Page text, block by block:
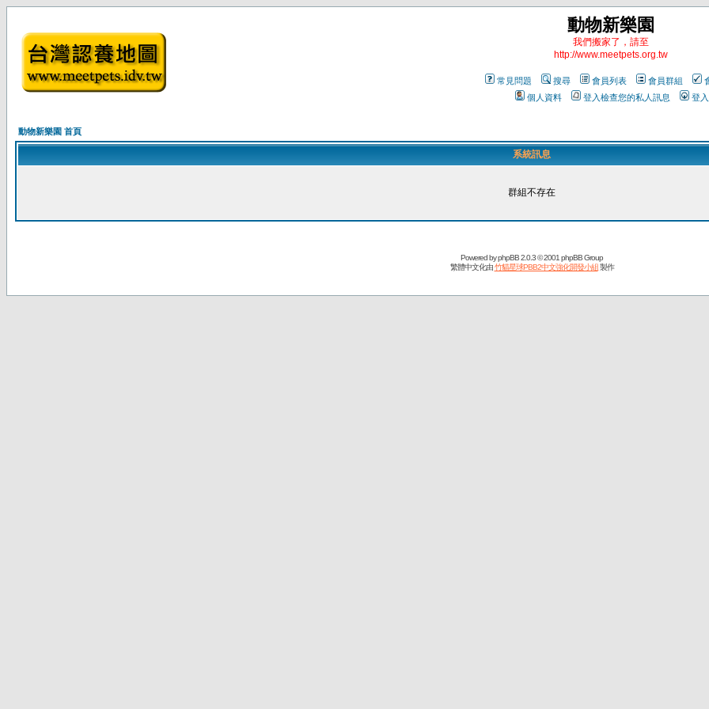
動物新樂園
我們搬家了，請至
http://www.meetpets.org.tw
常見問題 搜尋 會員列表 會員群組
個人資料
登入檢查您的私人訊息 登入
動物新樂園 首頁
系統訊息
群組不存在
Powered byphpBB2.0.3 © 2001 phpBB Group
繁體中文化由竹貓星球PBB2中文強化開發小組製作